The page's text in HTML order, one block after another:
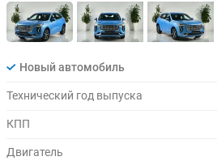
Новый автомобиль
Технический год выпуска
КПП
Двигатель